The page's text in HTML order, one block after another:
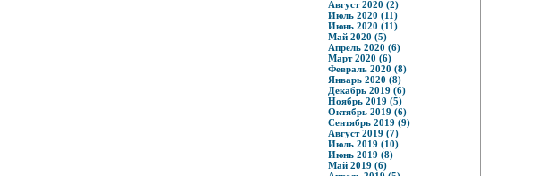
Август 2020 (2)
Июль 2020 (11)
Июнь 2020 (11)
Май 2020 (5)
Апрель 2020 (6)
Март 2020 (6)
Февраль 2020 (8)
Январь 2020 (8)
Декабрь 2019 (6)
Ноябрь 2019 (5)
Октябрь 2019 (6)
Сентябрь 2019 (9)
Август 2019 (7)
Июль 2019 (10)
Июнь 2019 (8)
Май 2019 (6)